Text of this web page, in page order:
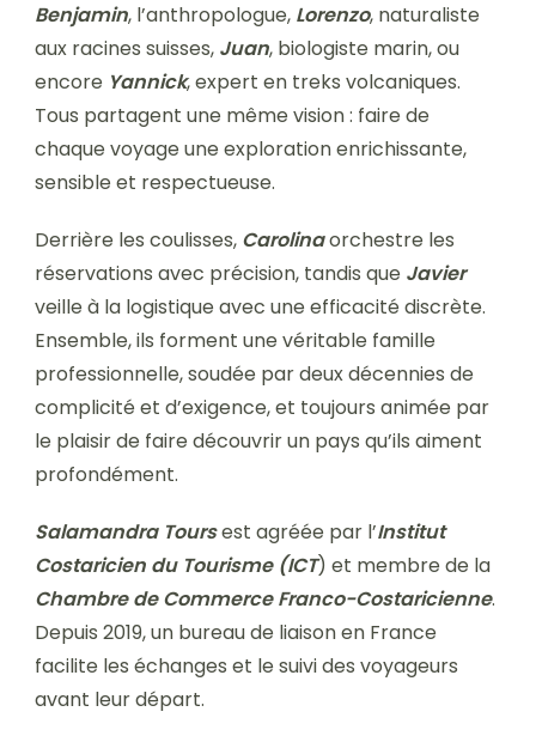
Benjamin, l’anthropologue, Lorenzo, naturaliste
aux racines suisses, Juan, biologiste marin, ou
encore Yannick, expert en treks volcaniques.
Tous partagent une même vision : faire de
chaque voyage une exploration enrichissante,
sensible et respectueuse.
Derrière les coulisses, Carolinaorchestre les
réservations avec précision, tandis que Javier
veille à la logistique avec une efficacité discrète.
Ensemble, ils forment une véritable famille
professionnelle, soudée par deux décennies de
complicité et d’exigence, et toujours animée par
le plaisir de faire découvrir un pays qu’ils aiment
profondément.
Salamandra Toursest agréée par l’Institut
Costaricien du Tourisme (ICT) et membre de la
Chambre de Commerce Franco-Costaricienne.
Depuis 2019, un bureau de liaison en France
facilite les échanges et le suivi des voyageurs
avant leur départ.